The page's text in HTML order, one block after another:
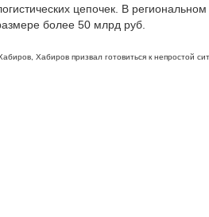
цепочек. В
более 50 млрд руб.
Хабиров призвал готовиться к непростой